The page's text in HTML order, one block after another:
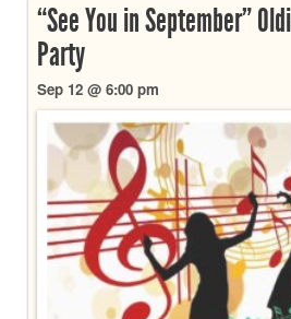
“See You in September”
Party
Sep 12 @ 6:00 pm